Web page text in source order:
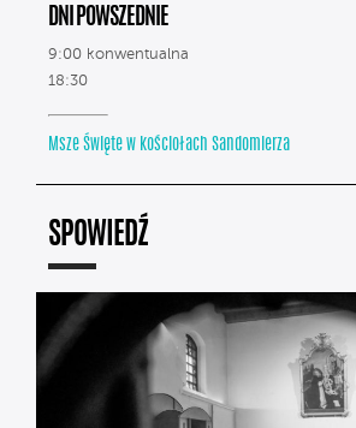
DNI POWSZEDNIE
9:00 konwentualna
18:30
Msze Święte w kościołach Sandomierza
SPOWIEDŹ